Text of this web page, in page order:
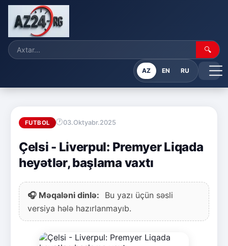
🔍
AZ EN RU
FUTBOL 03.Oktyabr.2025
Çelsi - Liverpul: Premyer Liqada
heyətlər, başlama vaxtı
🎧 Məqaləni dinlə:
Bu yazı üçün səsli
versiya hələ hazırlanmayıb.